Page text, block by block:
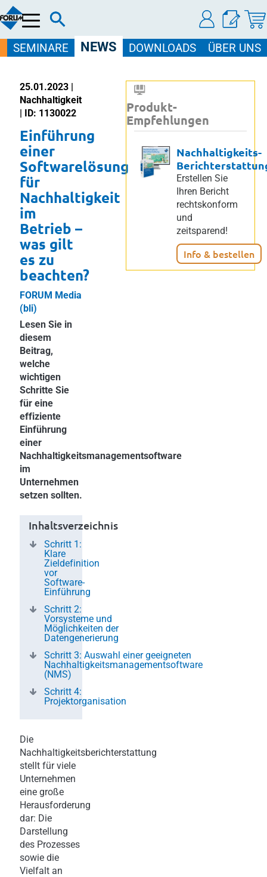
Menü
SEMINARE NEWS DOWNLOADS ÜBER UNS
25.01.2023 |
Nachhaltigkeit
| ID: 1130022
Einführung
einer
Softwarelösung
für
Nachhaltigkeit
im
Betrieb –
was gilt
es zu
beachten?
FORUM Media
(bli)
Lesen Sie in
diesem
Beitrag,
welche
wichtigen
Schritte Sie
für eine
effiziente
Einführung
einer
Nachhaltigkeitsmanagementsoftware
im
Unternehmen
setzen sollten.
Inhaltsverzeichnis
Schritt 1:
Klare
Zieldefinition
vor
Software-
Einführung
Schritt 2:
Vorsysteme und
Möglichkeiten der
Datengenerierung
Schritt 3: Auswahl einer geeigneten
Nachhaltigkeitsmanagementsoftware
(NMS)
Schritt 4:
Projektorganisation
Die
Nachhaltigkeitsberichterstattung
stellt für viele
Unternehmen
eine große
Herausforderung
dar: Die
Darstellung
des Prozesses
sowie die
Vielfalt an
Produkt-
Empfehlungen
Nachhaltigkeits-
Erstellen Sie
Ihren Bericht
rechtskonform
und
zeitsparend!
Info & bestellen